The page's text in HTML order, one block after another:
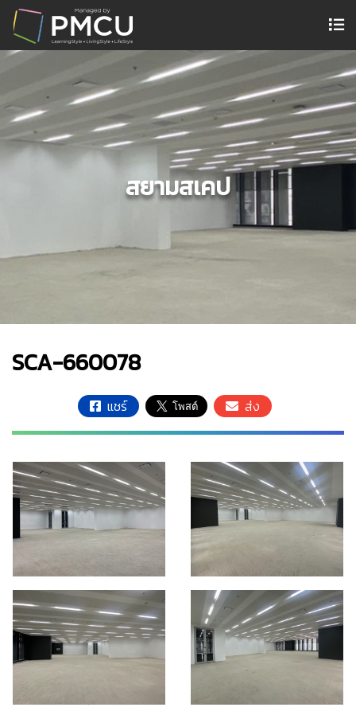
สยามสเคป
SCA-660078
แชร์ ส่ง